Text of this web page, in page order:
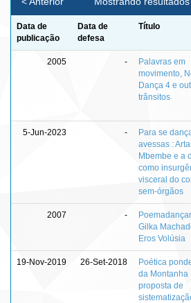
Data de
publicação
Data de
defesa
Título
2005 -
Palavras em
movimento,
Dança 4 e
trânsitos
5-Jun-2023 -
Para se
avessas :
Mbembe e a
como
visceral do
sem-órgãos
2007 -
Gilka
Eros Volúsia
19-Nov-2019 26-Set-2018
Poética
da Montanha
proposta de